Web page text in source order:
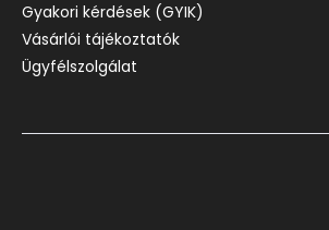
Gyakori kérdések (GYIK)
Vásárlói tájékoztatók
Ügyfélszolgálat